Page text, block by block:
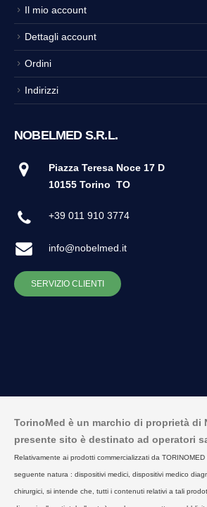
Il mio account
Dettagli account
Ordini
Indirizzi
NOBELMED S.R.L.
Piazza Teresa Noce 17 D
10155 Torino TO
+39 011 910 3774
info@nobelmed.it
SERVIZIO CLIENTI
TorinoMed è un marchio di proprietà di
presente sito è destinato ad operatori
Relativamente ai prodotti commercializzati da
seguente natura : dispositivi medici, dispositivi medico
chirurgici, si intende che, tutti i contenuti relativi a tali